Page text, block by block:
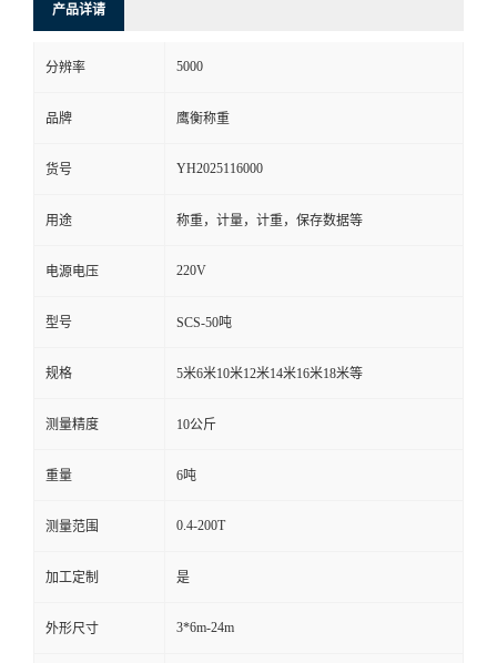
产品详请
分辨率 5000
品牌 鹰衡称重
货号 YH2025116000
用途 称重，计量，计重，保存数据等
电源电压 220V
型号 SCS-50吨
规格 5米6米10米12米14米16米18米等
测量精度 10公斤
重量 6吨
测量范围 0.4-200T
加工定制 是
外形尺寸 3*6m-24m